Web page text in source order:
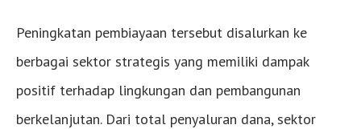
Peningkatan pembiayaan tersebut disalurkan ke
berbagai sektor strategis yang memiliki dampak
positif terhadap lingkungan dan pembangunan
berkelanjutan. Dari total penyaluran dana, sektor